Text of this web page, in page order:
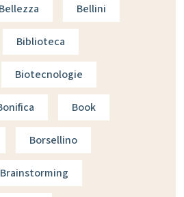
Bellezza Bellini
Biblioteca
Biotecnologie
Book
Borsellino
Brainstorming